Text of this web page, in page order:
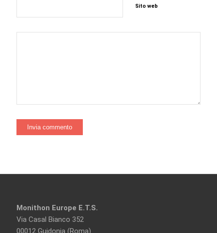
Sito web
Monithon Europe E.T.S.
Via Casal Bianco 352
00012 Guidonia (Roma)